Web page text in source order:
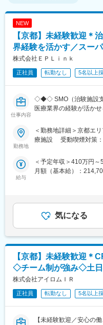
NEW
【京都】未経験歓迎＊
界経験を活かす／スー
株式会社ＥＰＬｉｎｋ
正社員 転勤なし 5名以上
仕事内容
◇◆◇ SMO（治験施設支
医療業界の経験が活か
【CRC=治験コーディネ
いただく患者様の相談
また、薬の効果を患者
接聞けることもありま
と感謝の言葉をいただ
【一日の流れ※一例】
■朝：担当の医療機関に
■午前：
・治験の進捗状況の確
事務局に共有
・来院された患者様の
・患者様の報告書作成
勤務地
＜勤務地詳細＞京都エ
療施設 受動喫煙対策：
給与
＜予定年収＞410万円
月額（基本給）：
CRC手当・休日連絡対
給：年1回（10月）※業
合あり（10月）■時間外
賃金はあくまでも目安
性があります。月給(月
気になる
【京都】未経験歓迎＊
◇チーム制が強み◇土日
株式会社アイロムＩＲ
正社員 転勤なし 5名以上
【未経験歓迎／安心の